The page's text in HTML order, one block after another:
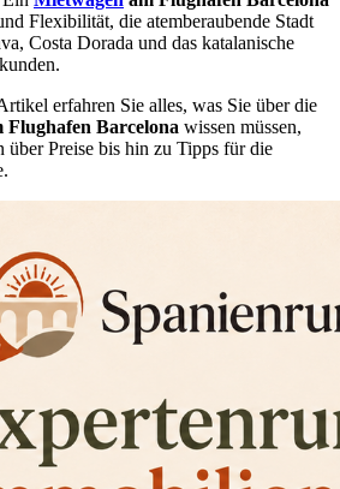
Flexibilität, die atemberaubende Stadt
Costa Dorada und das katalanische
erfahren Sie alles, was Sie über die
Flughafen Barcelona wissen müssen,
über Preise bis hin zu Tipps für die